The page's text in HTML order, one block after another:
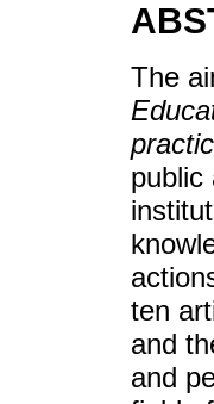
The
public
ten
and
and